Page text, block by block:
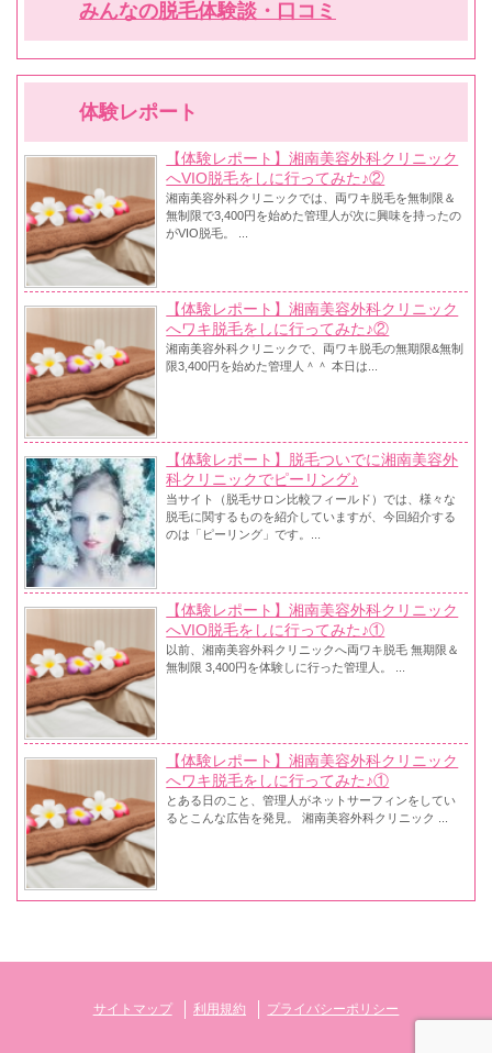
みんなの脱毛体験談・口コミ
体験レポート
【体験レポート】湘南美容外科クリニック
へVIO脱毛をしに行ってみた♪②
湘南美容外科クリニックでは、両ワキ脱毛を無制限＆
無制限で3,400円を始めた管理人が次に興味を持ったの
がVIO脱毛。 ...
【体験レポート】湘南美容外科クリニック
へワキ脱毛をしに行ってみた♪②
湘南美容外科クリニックで、両ワキ脱毛の無期限&無制
限3,400円を始めた管理人＾＾ 本日は...
【体験レポート】脱毛ついでに湘南美容外
科クリニックでピーリング♪
当サイト（脱毛サロン比較フィールド）では、様々な
脱毛に関するものを紹介していますが、今回紹介する
のは「ピーリング」です。...
【体験レポート】湘南美容外科クリニック
へVIO脱毛をしに行ってみた♪①
以前、湘南美容外科クリニックへ両ワキ脱毛 無期限＆
無制限 3,400円を体験しに行った管理人。 ...
【体験レポート】湘南美容外科クリニック
へワキ脱毛をしに行ってみた♪①
とある日のこと、管理人がネットサーフィンをしてい
るとこんな広告を発見。 湘南美容外科クリニック ...
サイトマップ 利用規約 プライバシーポリシー